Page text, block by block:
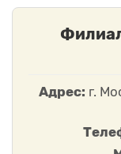
Адрес: г.